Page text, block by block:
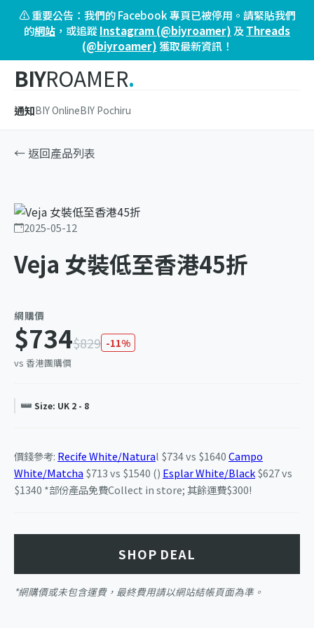
⚠️ 重要公告：我們的 Facebook 專頁已被停用。請緊貼我們
的網站 ，或追蹤Instagram (@biyroamer) 及 Threads
(@biyroamer)獲取最新資訊！
BIYROAMER.
通知BIY OnlineBIY Pochiru
← 返回產品列表
2025-05-12
Veja 女裝低至香港45折
網購價
$734$829 -11%
vs 香港團購價
Size: UK 2 - 8
價錢參考: Recife White/Natural $734 vs $1640Campo
White/Matcha $713 vs $1540 () Esplar White/Black$627 vs
$1340 *部份產品免費Collect in store; 其餘運費$300!
SHOP DEAL
*網購價或未包含運費，最終費用請以網站結帳頁面為準。